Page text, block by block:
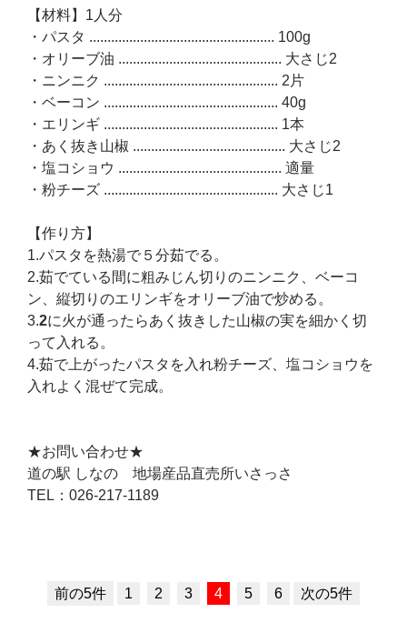
【材料】1人分
・パスタ ................................................... 100g
・オリーブ油 ............................................. 大さじ2
・ニンニク ................................................ 2片
・ベーコン ................................................ 40g
・エリンギ ................................................ 1本
・あく抜き山椒 .......................................... 大さじ2
・塩コショウ ............................................. 適量
・粉チーズ ................................................ 大さじ1
【作り方】
1.パスタを熱湯で５分茹でる。
2.茹でている間に粗みじん切りのニンニク、ベーコ
ン、縦切りのエリンギをオリーブ油で炒める。
3.2に火が通ったらあく抜きした山椒の実を細かく切
って入れる。
4.茹で上がったパスタを入れ粉チーズ、塩コショウを
入れよく混ぜて完成。
★お問い合わせ★
道の駅 しなの 地場産品直売所いさっさ
TEL：026-217-1189
前の5件 1 2 3 4 5 6 次の5件